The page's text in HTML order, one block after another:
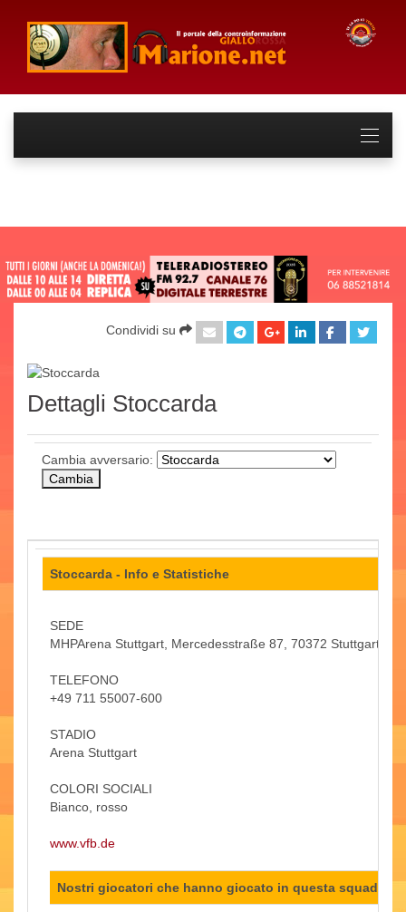
Condividi su
Dettagli Stoccarda
Cambia avversario:
Stoccarda - Info e Statistiche
SEDE
MHPArena Stuttgart, Mercedesstraße 87, 70372 Stuttgart
TELEFONO
+49 711 55007-600
STADIO
Arena Stuttgart
COLORI SOCIALI
Bianco, rosso
www.vfb.de
Nostri giocatori che hanno giocato in questa squadra: